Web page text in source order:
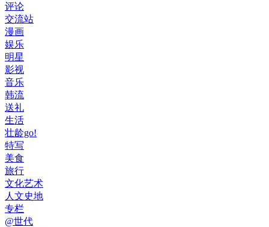
评论
交流站
漫画
娱乐
明星
影视
音乐
韩流
送礼
生活
壮龄go!
特写
美食
旅行
文化艺术
人文史地
专栏
@世代